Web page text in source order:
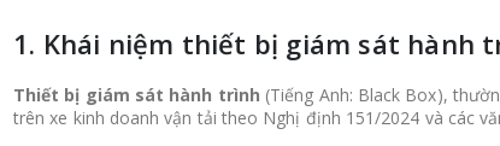
1. Khái niệm thiết bị giám sát hành
Thiết bị giám sát hành trình (Tiếng Anh: Black Box),
trên xe kinh doanh vận tải theo Nghị định 151/2024 và các